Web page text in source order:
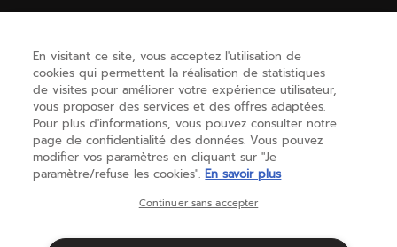
BESOIN D'AIDE ?
A PROPOS
En visitant ce site, vous acceptez l'utilisation de
cookies qui permettent la réalisation de statistiques
de visites pour améliorer votre expérience utilisateur,
vous proposer des services et des offres adaptées.
Pour plus d'informations, vous pouvez consulter notre
page de confidentialité des données. Vous pouvez
modifier vos paramètres en cliquant sur "Je
paramètre/refuse les cookies". En savoir plus
Continuer sans accepter